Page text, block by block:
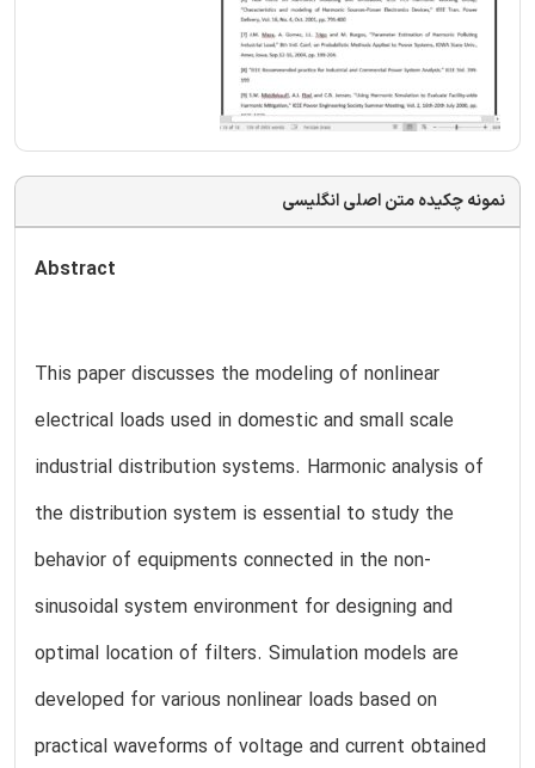
نمونه چکیده متن اصلی انگلیسی
Abstract
This paper discusses the modeling of nonlinear
electrical loads used in domestic and small scale
industrial distribution systems. Harmonic analysis of
the distribution system is essential to study the
behavior of equipments connected in the non-
sinusoidal system environment for designing and
optimal location of filters. Simulation models are
developed for various nonlinear loads based on
practical waveforms of voltage and current obtained